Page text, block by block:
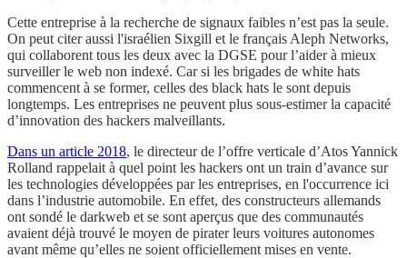
Cette entreprise à la recherche de signaux faibles n’est pas la seule.
On peut citer aussi l'israélien Sixgill et le français Aleph Networks,
qui collaborent tous les deux avec la DGSE pour l’aider à mieux
surveiller le web non indexé. Car si les brigades de white hats
commencent à se former, celles des black hats le sont depuis
longtemps. Les entreprises ne peuvent plus sous-estimer la capacité
d’innovation des hackers malveillants.
Dans un article 2018, le directeur de l’offre verticale d’Atos Yannick
Rolland rappelait à quel point les hackers ont un train d’avance sur
les technologies développées par les entreprises, en l'occurrence ici
dans l’industrie automobile. En effet, des constructeurs allemands
ont sondé le darkweb et se sont aperçus que des communautés
avaient déjà trouvé le moyen de pirater leurs voitures autonomes
avant même qu’elles ne soient officiellement mises en vente.